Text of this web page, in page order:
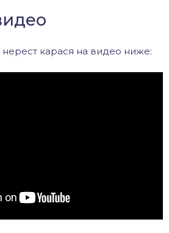
карася на видео ниже: